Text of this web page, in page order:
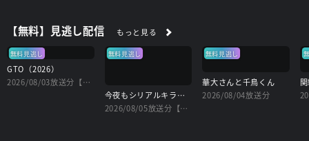
【無料】見逃し配信 もっと見る
無料見逃し
GTO（2026）
2026/08/03放送分【字】
無料見逃し
今夜もシリアルキラーと待ち合わせ
2026/08/05放送分【字】
無料見逃し
華大さんと千鳥くん
2026/08/04放送分